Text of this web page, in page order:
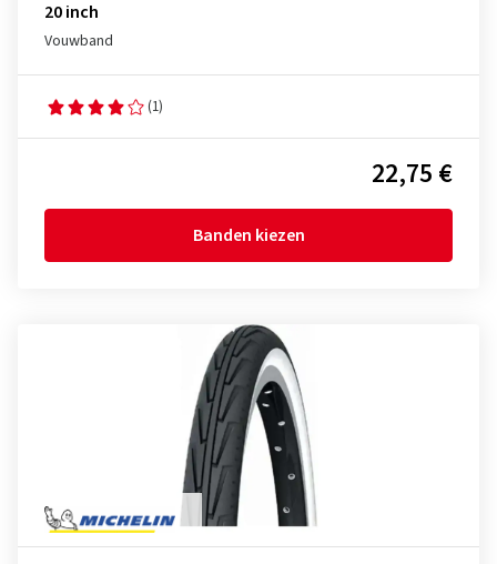
20 inch
Vouwband
(1)
22,75 €
Banden kiezen